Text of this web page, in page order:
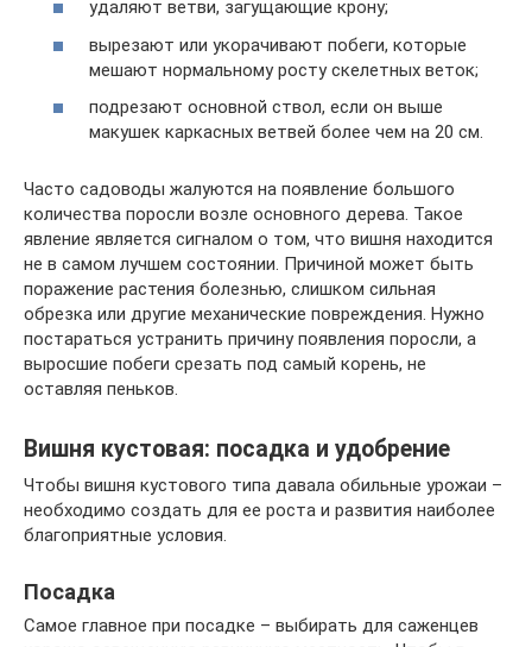
удаляют ветви, загущающие крону;
вырезают или укорачивают побеги, которые
мешают нормальному росту скелетных веток;
подрезают основной ствол, если он выше
макушек каркасных ветвей более чем на 20 см.
Часто садоводы жалуются на появление большого
количества поросли возле основного дерева. Такое
явление является сигналом о том, что вишня находится
не в самом лучшем состоянии. Причиной может быть
поражение растения болезнью, слишком сильная
обрезка или другие механические повреждения. Нужно
постараться устранить причину появления поросли, а
выросшие побеги срезать под самый корень, не
оставляя пеньков.
Вишня кустовая: посадка и удобрение
Чтобы вишня кустового типа давала обильные урожаи –
необходимо создать для ее роста и развития наиболее
благоприятные условия.
Посадка
Самое главное при посадке – выбирать для саженцев